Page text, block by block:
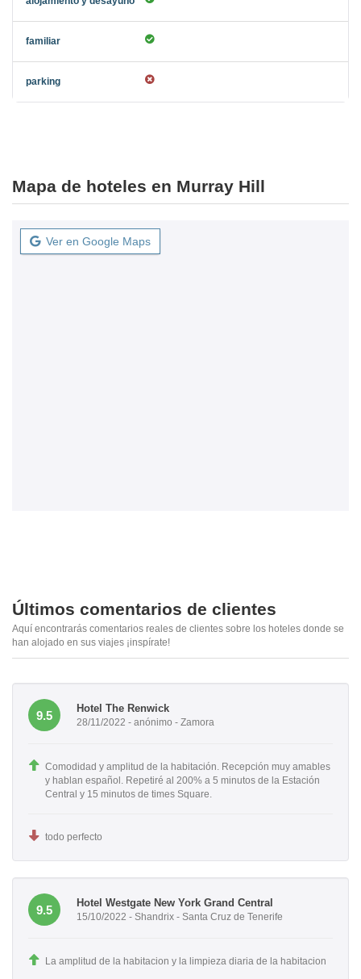
Mapa de hoteles en Murray Hill
Ver en Google Maps
Últimos comentarios de clientes
Aquí encontrarás comentarios reales de clientes sobre los hoteles donde se
han alojado en sus viajes ¡inspírate!
9.5
Hotel The Renwick
28/11/2022 - anónimo - Zamora
Comodidad y amplitud de la habitación. Recepción muy amables
y hablan español. Repetiré al 200% a 5 minutos de la Estación
Central y 15 minutos de times Square.
todo perfecto
9.5
Hotel Westgate New York Grand Central
15/10/2022 - Shandrix - Santa Cruz de Tenerife
La amplitud de la habitacion y la limpieza diaria de la habitacion